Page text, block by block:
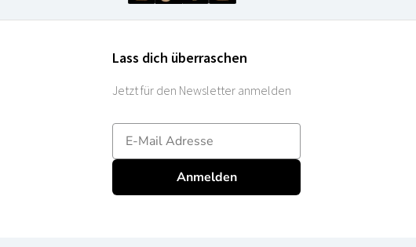
Lass dich überraschen
Jetzt für den Newsletter anmelden
E-mailadres
Anmelden